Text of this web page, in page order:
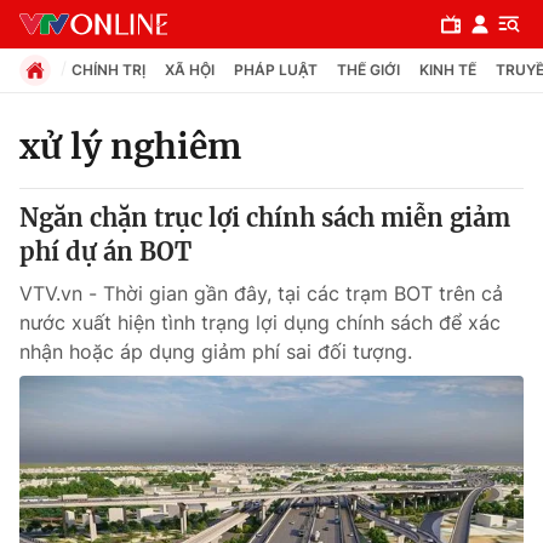
Chuyên mục
Chính trị
Xã hội
Pháp luật
Y tế
Thế giới
CHÍNH TRỊ XÃ HỘI PHÁP LUẬT THẾ GIỚI KINH TẾ
xử lý nghiêm
Ngăn chặn trục lợi chính sách miễn giảm
phí dự án BOT
VTV.vn - Thời gian gần đây, tại các trạm BOT trên cả
nước xuất hiện tình trạng lợi dụng chính sách để xác
nhận hoặc áp dụng giảm phí sai đối tượng.